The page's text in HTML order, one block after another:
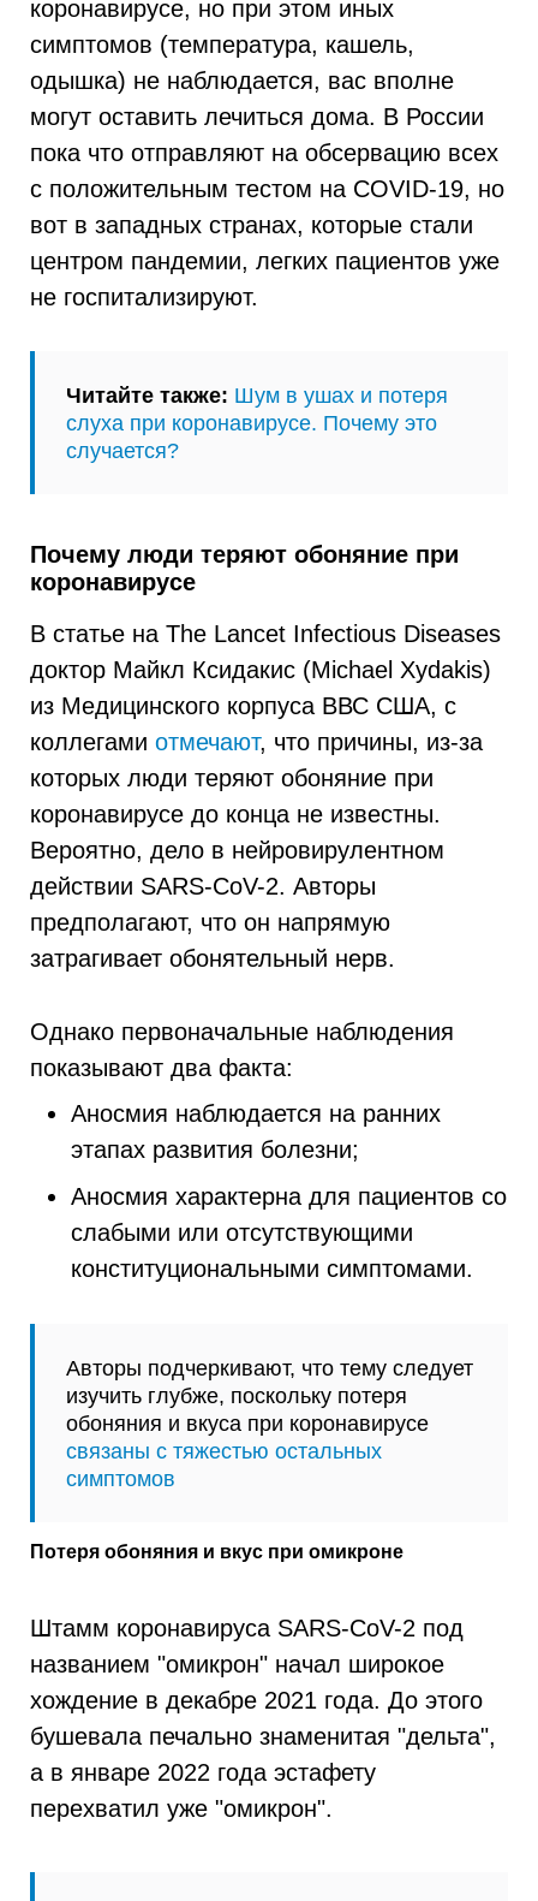
коронавирусе, но при этом иных
симптомов (температура, кашель,
одышка) не наблюдается, вас вполне
могут оставить лечиться дома. В России
пока что отправляют на обсервацию всех
с положительным тестом на COVID-19, но
вот в западных странах, которые стали
центром пандемии, легких пациентов уже
не госпитализируют.
Читайте также: Шум в ушах и потеря
слуха при коронавирусе. Почему это
случается?
Почему люди теряют обоняние при
коронавирусе
В статье на The Lancet Infectious Diseases
доктор Майкл Ксидакис (Michael Xydakis)
из Медицинского корпуса ВВС США, с
коллегами отмечают, что причины, из-за
которых люди теряют обоняние при
коронавирусе до конца не известны.
Вероятно, дело в нейровирулентном
действии SARS-CoV-2. Авторы
предполагают, что он напрямую
затрагивает обонятельный нерв.
Однако первоначальные наблюдения
показывают два факта:
Аносмия наблюдается на ранних
этапах развития болезни;
Аносмия характерна для пациентов со
слабыми или отсутствующими
конституциональными симптомами.
Авторы подчеркивают, что тему следует
изучить глубже, поскольку потеря
обоняния и вкуса при коронавирусе
связаны с тяжестью остальных
симптомов
Потеря обоняния и вкус при омикроне
Штамм коронавируса SARS-CoV-2 под
названием "омикрон" начал широкое
хождение в декабре 2021 года. До этого
бушевала печально знаменитая "дельта",
а в январе 2022 года эстафету
перехватил уже "омикрон".